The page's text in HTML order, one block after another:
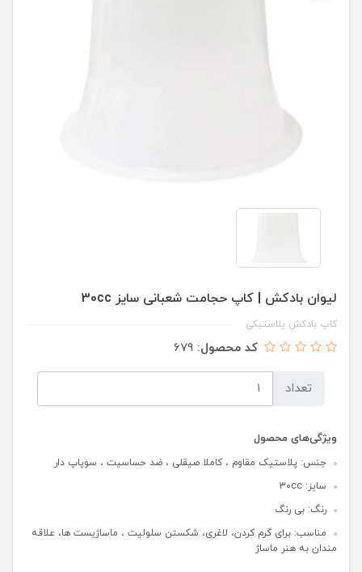
لیوان بادکش | کاپ حجامت شعبانی سایز 30cc
کاپ بادکش پلاستیکی
کد محصول: 679
تعداد
ویژگی‌های محصول
جنس: پلاستیک مقاوم ، کاملا صیقلی ، ضد حساسیت ، سوپاپ دار
سایز: 30cc
رنگ: بی رنگ
مناسب: برای گرم کردن، لاغری، شکستن سلولیت ، ماساژیست ها، علاقه
مندان به هنر ماساژ